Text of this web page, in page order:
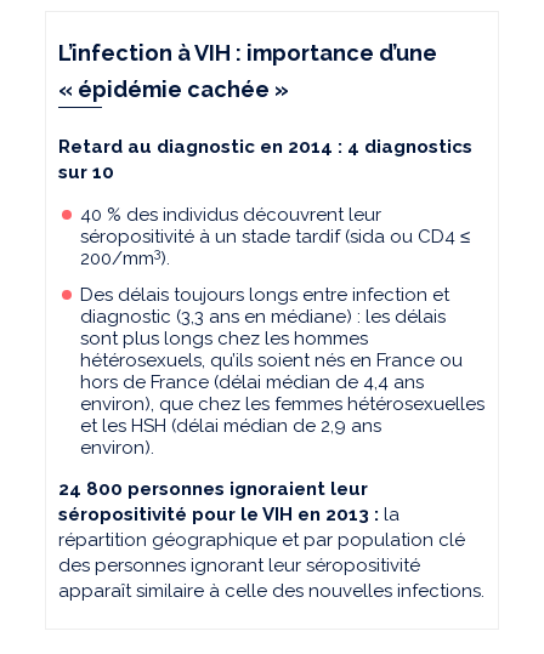
L’infection à VIH : importance d’une
« épidémie cachée »
Retard au diagnostic en 2014 : 4 diagnostics
sur 10
40 % des individus découvrent leur
séropositivité à un stade tardif (sida ou CD4 ≤
200/mm3).
Des délais toujours longs entre infection et
diagnostic (3,3 ans en médiane) : les délais
sont plus longs chez les hommes
hétérosexuels, qu’ils soient nés en France ou
hors de France (délai médian de 4,4 ans
environ), que chez les femmes hétérosexuelles
et les HSH (délai médian de 2,9 ans
environ).
24 800 personnes ignoraient leur
séropositivité pour le VIH en 2013 : la
répartition géographique et par population clé
des personnes ignorant leur séropositivité
apparaît similaire à celle des nouvelles infections.